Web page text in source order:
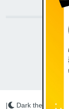
| Dark theme